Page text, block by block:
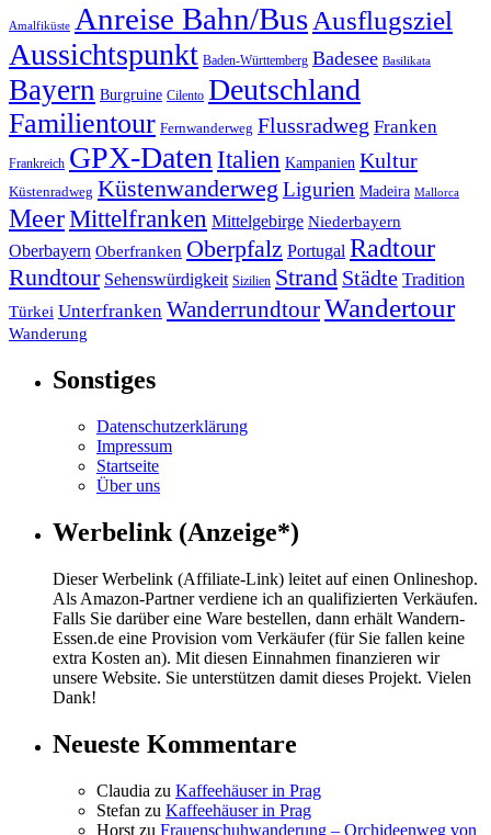
Amalfiküste Anreise Bahn/BusAusflugsziel
Aussichtspunkt Baden-Württemberg Badesee Basilikata
Bayern Burgruine Cilento Deutschland
Familientour Fernwanderweg Flussradweg Franken
Frankreich GPX-DatenItalien Kampanien Kultur
Küstenradweg Küstenwanderweg Ligurien Madeira Mallorca
MeerMittelfranken Mittelgebirge Niederbayern
Oberbayern Oberfranken Oberpfalz Portugal Radtour
Rundtour Sehenswürdigkeit Sizilien Strand Städte Tradition
Türkei Unterfranken WanderrundtourWandertour
Wanderung
Sonstiges
Datenschutzerklärung
Impressum
Startseite
Über uns
Werbelink (Anzeige*)
Dieser Werbelink (Affiliate-Link) leitet auf einen Onlineshop.
Als Amazon-Partner verdiene ich an qualifizierten Verkäufen.
Falls Sie darüber eine Ware bestellen, dann erhält Wandern-
Essen.de eine Provision vom Verkäufer (für Sie fallen keine
extra Kosten an). Mit diesen Einnahmen finanzieren wir
unsere Website. Sie unterstützen damit dieses Projekt. Vielen
Dank!
Neueste Kommentare
Claudia zu Kaffeehäuser in Prag
Stefan zu Kaffeehäuser in Prag
Horst zu Frauenschuhwanderung – Orchideenweg von